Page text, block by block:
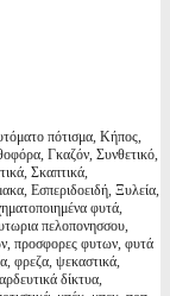
πότισμα, Κήπος,
Γκαζόν, Συνθετικό,
Σκαπτικά,
Εσπεριδοειδή, Ξυλεία,
φυτά,
πελοπονησσου,
προσφορες φυτων, φυτά
φρεζα, ψεκαστικά,
δίκτυα,